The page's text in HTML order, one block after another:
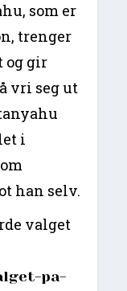
som er
trenger
og gir
vri seg ut
i
han selv.
valget
pa-